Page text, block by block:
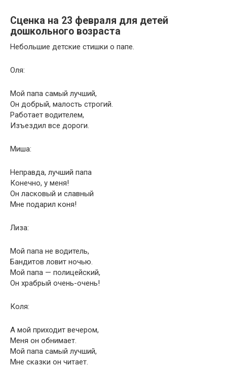
Сценка на 23 февраля для детей
дошкольного возраста
Небольшие детские стишки о папе.
Оля:
Мой папа самый лучший,
Он добрый, малость строгий.
Работает водителем,
Изъездил все дороги.
Миша:
Неправда, лучший папа
Конечно, у меня!
Он ласковый и славный
Мне подарил коня!
Лиза:
Мой папа не водитель,
Бандитов ловит ночью.
Мой папа — полицейский,
Он храбрый очень-очень!
Коля:
А мой приходит вечером,
Меня он обнимает.
Мой папа самый лучший,
Мне сказки он читает.